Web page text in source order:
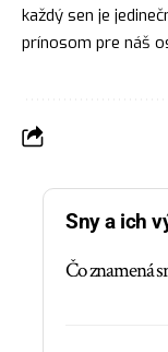
každý sen je
prínosom pre náš
Sny a ich
Čo znamená